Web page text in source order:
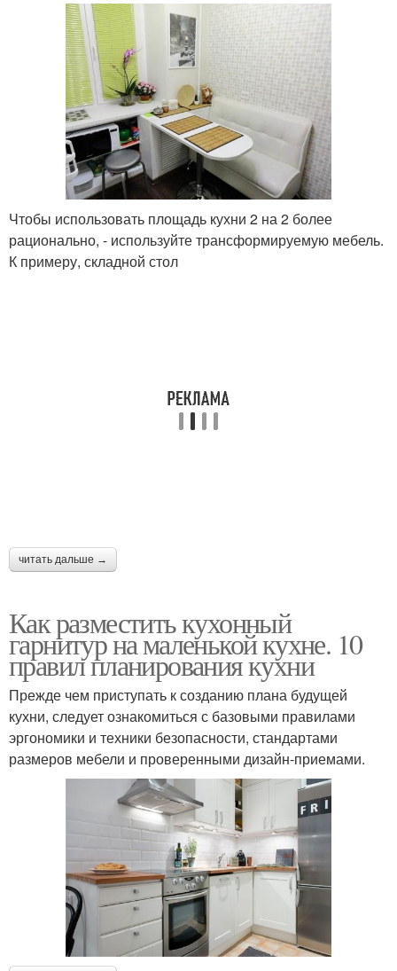
Чтобы использовать площадь кухни 2 на 2 более
рационально, - используйте трансформируемую мебель.
К примеру, складной стол
читать дальше →
Как разместить кухонный
гарнитур на маленькой кухне. 10
правил планирования кухни
Прежде чем приступать к созданию плана будущей
кухни, следует ознакомиться с базовыми правилами
эргономики и техники безопасности, стандартами
размеров мебели и проверенными дизайн-приемами.